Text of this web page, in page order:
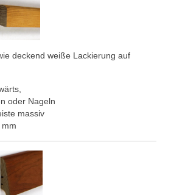
deckend weiße Lackierung auf
oder Nageln
massiv